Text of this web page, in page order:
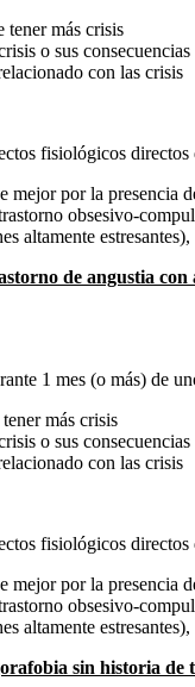
tener más crisis
o sus
con las crisis
fisiológicos
mejor por la presencia
obsesivo-
altamente
de angustia con
1 mes (o más) de
más crisis
o sus
con las crisis
fisiológicos
mejor por la presencia
obsesivo-
altamente
sin historia de